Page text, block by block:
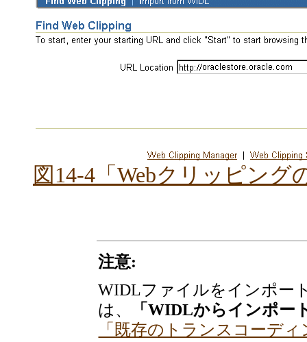
図14-4「Webクリッピング
注意:
WIDLファイルをインポー
は、
「WIDLからインポー
「既存のトランスコーデ